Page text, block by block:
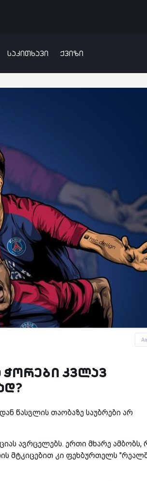
საკითხავი ქვიზი
Aa
კვლავ
წასვლის თაობაზე საუბრები არ
ავრცელებს. ერთი მხარე ამბობს,
მტკიცებით კი ფეხბურთელს